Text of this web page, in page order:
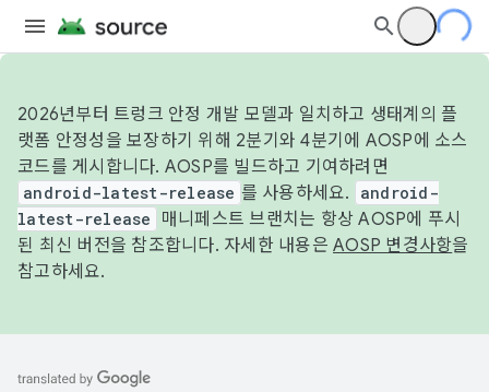
2026년부터 트렁크 안정 개발 모델과 일치하고 생태계의 플
랫폼 안정성을 보장하기 위해 2분기와 4분기에 AOSP에 소스
코드를 게시합니다. AOSP를 빌드하고 기여하려면
android-latest-release 를 사용하세요.
android-
latest-release
매니페스트 브랜치는 항상 AOSP에 푸시
된 최신 버전을 참조합니다. 자세한 내용은 AOSP 변경사항을
참고하세요.